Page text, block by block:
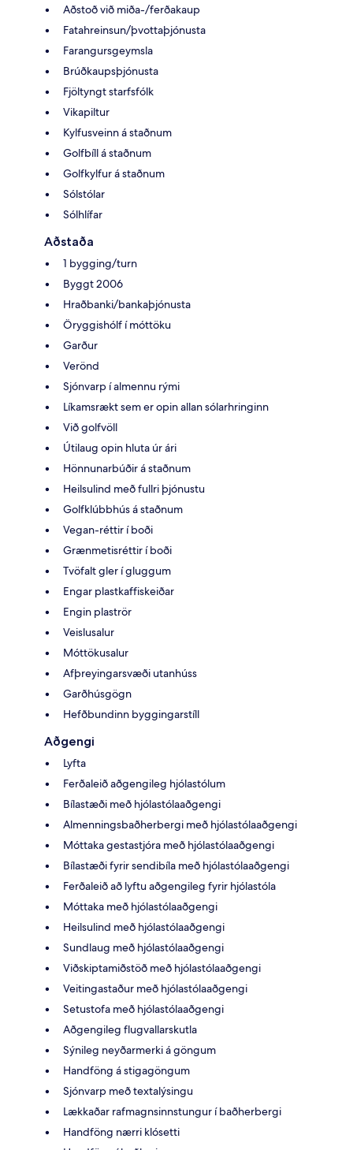
Aðstoð við miða-/ferðakaup
Fatahreinsun/þvottaþjónusta
Farangursgeymsla
Brúðkaupsþjónusta
Fjöltyngt starfsfólk
Vikapiltur
Kylfusveinn á staðnum
Golfbíll á staðnum
Golfkylfur á staðnum
Sólstólar
Sólhlífar
Aðstaða
1 bygging/turn
Byggt 2006
Hraðbanki/bankaþjónusta
Öryggishólf í móttöku
Garður
Verönd
Sjónvarp í almennu rými
Líkamsrækt sem er opin allan sólarhringinn
Við golfvöll
Útilaug opin hluta úr ári
Hönnunarbúðir á staðnum
Heilsulind með fullri þjónustu
Golfklúbbhús á staðnum
Vegan-réttir í boði
Grænmetisréttir í boði
Tvöfalt gler í gluggum
Engar plastkaffiskeiðar
Engin plaströr
Veislusalur
Móttökusalur
Afþreyingarsvæði utanhúss
Garðhúsgögn
Hefðbundinn byggingarstíll
Aðgengi
Lyfta
Ferðaleið aðgengileg hjólastólum
Bílastæði með hjólastólaaðgengi
Almenningsbaðherbergi með hjólastólaaðgengi
Móttaka gestastjóra með hjólastólaaðgengi
Bílastæði fyrir sendibíla með hjólastólaaðgengi
Ferðaleið að lyftu aðgengileg fyrir hjólastóla
Móttaka með hjólastólaaðgengi
Heilsulind með hjólastólaaðgengi
Sundlaug með hjólastólaaðgengi
Viðskiptamiðstöð með hjólastólaaðgengi
Veitingastaður með hjólastólaaðgengi
Setustofa með hjólastólaaðgengi
Aðgengileg flugvallarskutla
Sýnileg neyðarmerki á göngum
Handföng á stigagöngum
Sjónvarp með textalýsingu
Lækkaðar rafmagnsinnstungur í baðherbergi
Handföng nærri klósetti